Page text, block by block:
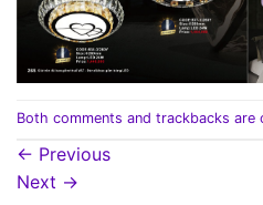
Both comments and trackbacks are
← Previous
Next →